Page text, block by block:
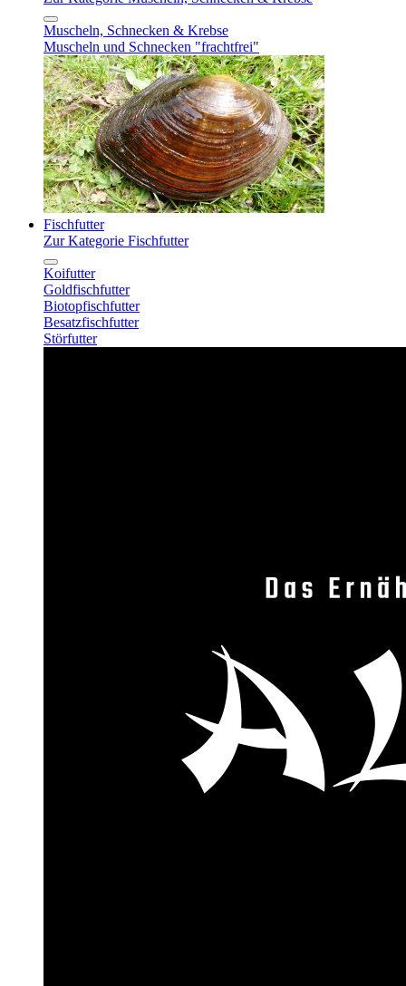
Muscheln, Schnecken & Krebse
Muscheln und Schnecken "frachtfrei"
Fischfutter
Zur Kategorie Fischfutter
Koifutter
Goldfischfutter
Biotopfischfutter
Besatzfischfutter
Störfutter